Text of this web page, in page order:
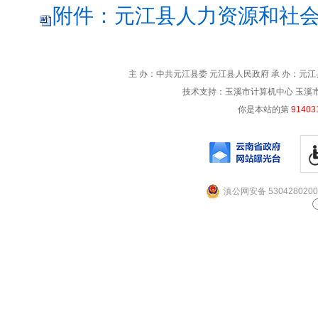
附件：元江县人力资源和社
主 办：中共元江县委 元江县人民政府 承 办：元
技术支持：玉溪市计算机中心 玉
你是本站的第
滇公网安备